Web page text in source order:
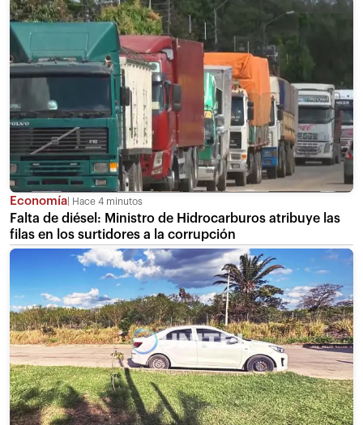
Economía Hace 4 minutos
Falta de diésel: Ministro de Hidrocarburos atribuye las
filas en los surtidores a la corrupción